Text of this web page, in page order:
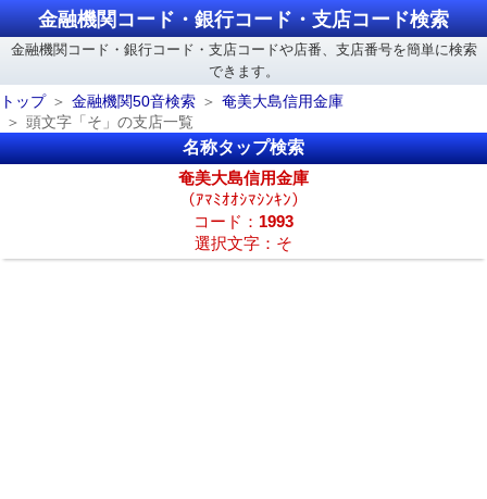
金融機関コード・銀行コード・支店コード検索
金融機関コード・銀行コード・支店コードや店番、支店番号を簡単に検索
できます。
トップ
金融機関50音検索
奄美大島信用金庫
頭文字「そ」の支店一覧
名称タップ検索
奄美大島信用金庫
（ｱﾏﾐｵｵｼﾏｼﾝｷﾝ）
コード： 1993
選択文字：そ